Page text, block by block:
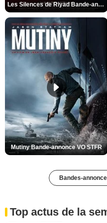
Les Silences de Riyad Bande-annonce VO STFR
Mutiny Bande-annonce VO STFR
Bandes-
Top actus de la